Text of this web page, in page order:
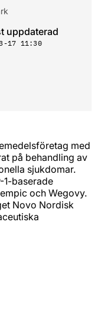
uppdaterad
17 11:30
med
på behandling av
sjukdomar.
1-baserade
och Wegovy.
Novo Nordisk